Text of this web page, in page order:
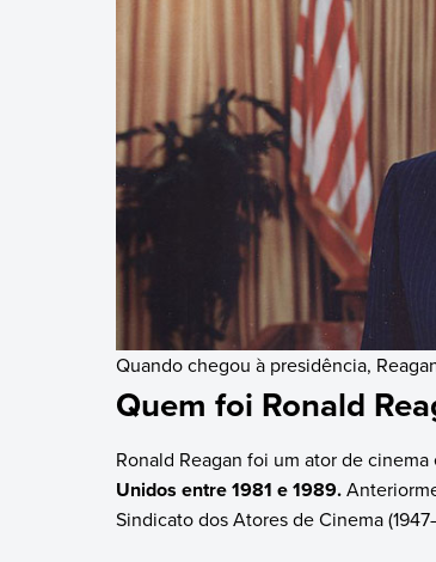
Quando chegou à presidência,
Quem foi Ronald
Ronald Reagan foi um ator de
Unidos entre 1981 e 1989.
Sindicato dos Atores de Cinema